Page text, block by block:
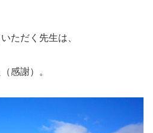
ただく先生は、
感謝）。